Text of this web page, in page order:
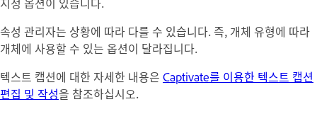
속성 관리자는 상황에 따라 다를 수 있습니다. 즉, 개체 유형에 따라
개체에 사용할 수 있는 옵션이 달라집니다.
텍스트 캡션에 대한 자세한 내용은 Captivate를 이용한 텍스트 캡션
편집 및 작성을 참조하십시오.